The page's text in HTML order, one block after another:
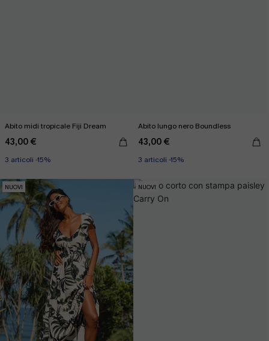
Abito midi tropicale Fiji Dream
43,00 €
3 articoli -15%
Abito lungo nero Boundless
43,00 €
3 articoli -15%
NUOVI NUOVI